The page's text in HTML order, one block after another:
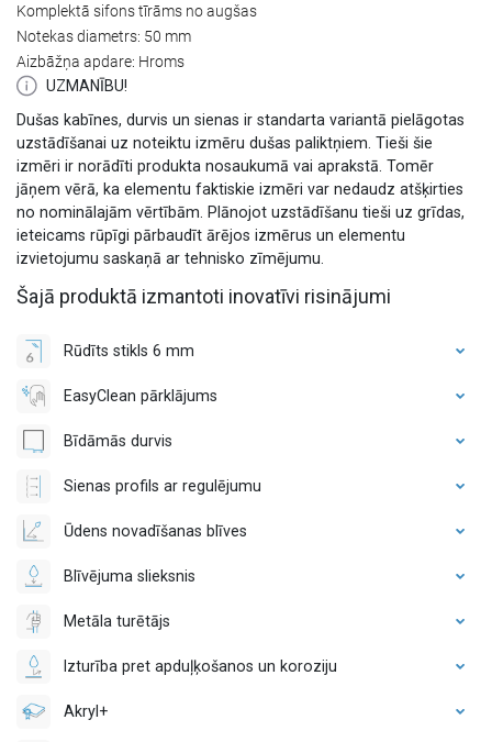
Komplektā sifons tīrāms no augšas
Notekas diametrs: 50 mm
Aizbāžņa apdare: Hroms
UZMANĪBU!
Dušas kabīnes, durvis un sienas ir standarta variantā pielāgotas
uzstādīšanai uz noteiktu izmēru dušas paliktņiem. Tieši šie
izmēri ir norādīti produkta nosaukumā vai aprakstā. Tomēr
jāņem vērā, ka elementu faktiskie izmēri var nedaudz atšķirties
no nominālajām vērtībām. Plānojot uzstādīšanu tieši uz grīdas,
ieteicams rūpīgi pārbaudīt ārējos izmērus un elementu
izvietojumu saskaņā ar tehnisko zīmējumu.
Šajā produktā izmantoti inovatīvi risinājumi
Rūdīts stikls 6 mm
EasyClean pārklājums
Bīdāmās durvis
Sienas profils ar regulējumu
Ūdens novadīšanas blīves
Blīvējuma slieksnis
Metāla turētājs
Izturība pret apduļķošanos un koroziju
Akryl+